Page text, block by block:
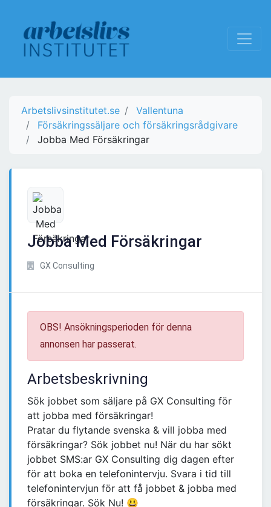
Arbetslivsinstitutet.se
Vallentuna
Försäkringssäljare och försäkringsrådgivare
Jobba Med Försäkringar
Jobba Med Försäkringar
GX Consulting
OBS! Ansökningsperioden för denna
annonsen har passerat.
Arbetsbeskrivning
Sök jobbet som säljare på GX Consulting för
att jobba med försäkringar!
Pratar du flytande svenska & vill jobba med
försäkringar? Sök jobbet nu! När du har sökt
jobbet SMS:ar GX Consulting dig dagen efter
för att boka en telefonintervju. Svara i tid till
telefonintervjun för att få jobbet & jobba med
försäkringar. Sök Nu! 😃